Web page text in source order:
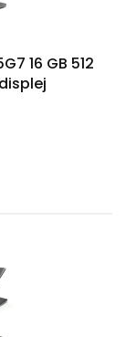
16 GB 512